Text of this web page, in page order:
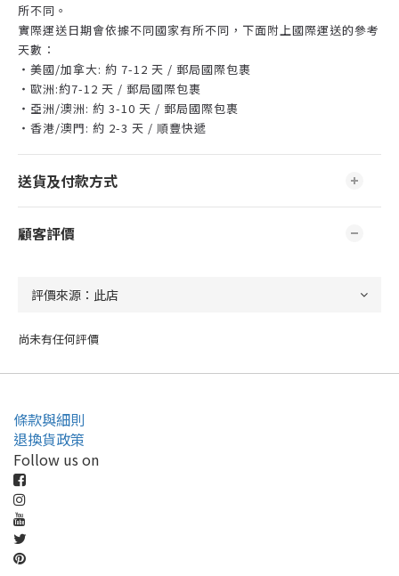
所不同。
實際運送日期會依據不同國家有所不同，下面附上國際運送的參考
天數：
・美國/加拿大: 約 7-12 天 / 郵局國際包裹
・歐洲:約7-12 天 / 郵局國際包裹
・亞洲/澳洲: 約 3-10 天 / 郵局國際包裹
・香港/澳門: 約 2-3 天 / 順豐快遞
送貨及付款方式
顧客評價
尚未有任何評價
條款與細則
退換貨政策
Follow us on